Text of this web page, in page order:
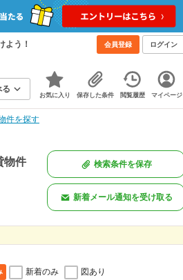
よう！ 会員登録 ログイン
る
お気に入り 保存した条件 閲覧履歴 マイページ
件を探す
物件
検索条件を保存
新着メール通知を受け取る
新着のみ 図あり